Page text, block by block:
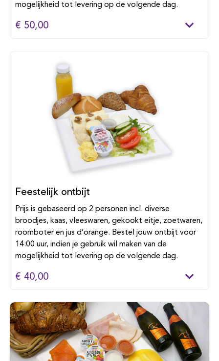
mogelijkheid tot levering op de volgende dag.
€ 50,00
Feestelijk ontbijt
Prijs is gebaseerd op 2 personen incl. diverse
broodjes, kaas, vleeswaren, gekookt eitje, zoetwaren,
roomboter en jus d’orange. Bestel jouw ontbijt voor
14:00 uur, indien je gebruik wil maken van de
mogelijkheid tot levering op de volgende dag.
€ 40,00